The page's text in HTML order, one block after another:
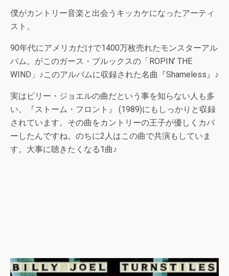
僕がカントリー音楽と出会うキッカケになったアーティ
スト。
90年代にアメリカだけで1400万枚売れたモンスターアル
バム。がこのガース・ブルックスの「ROPIN’ THE
WIND」♪このアルバムに収録された名曲『Shameless』♪
実はビリー・ジョエルの曲だという事を知らない人も多
い。『ストーム・フロント』 (1989)にもしっかりと収録
されています。その曲をカントリーの王子が優しくカバ
ーしたんですね。のちに2人はこの曲で共演もしていま
す。大事に聴きたくなる1曲♪